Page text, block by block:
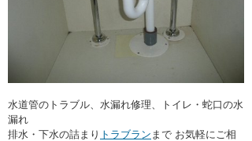
水道管のトラブル、水漏れ修理、トイレ・蛇口の水
漏れ
排水・下水の詰まり トラブラン まで お気軽にご相